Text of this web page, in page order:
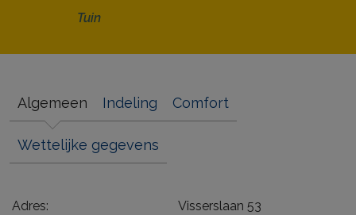
Tuin
Algemeen Indeling Comfort
Wettelijke gegevens
Adres:
Visserslaan 53